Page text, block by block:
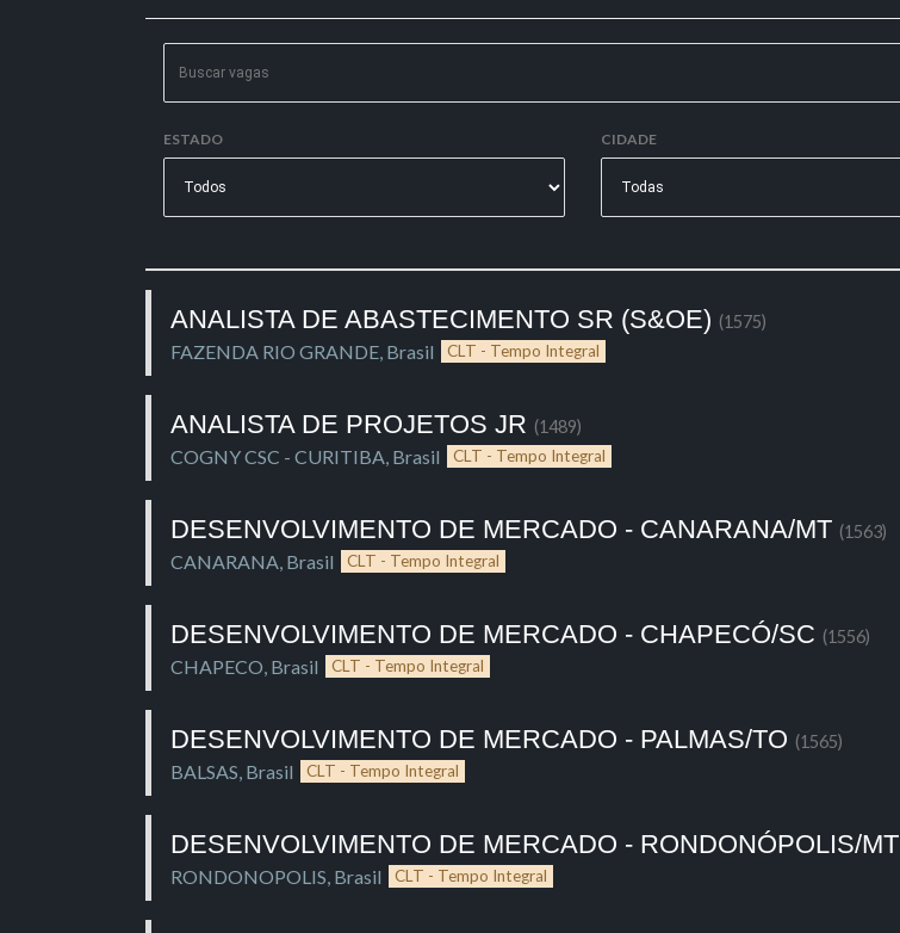
ESTADO CIDADE
ANALISTA DE ABASTECIMENTO SR (S&OE) (1575)
FAZENDA RIO GRANDE, Brasil CLT - Tempo Integral
ANALISTA DE PROJETOS JR (1489)
COGNY CSC - CURITIBA, Brasil CLT - Tempo Integral
DESENVOLVIMENTO DE MERCADO - CANARANA/MT (1563)
CANARANA, Brasil CLT - Tempo Integral
DESENVOLVIMENTO DE MERCADO - CHAPECÓ/SC (1556)
CHAPECO, Brasil CLT - Tempo Integral
DESENVOLVIMENTO DE MERCADO - PALMAS/TO (1565)
BALSAS, Brasil CLT - Tempo Integral
DESENVOLVIMENTO DE MERCADO - RONDONÓPOLIS/MT
RONDONOPOLIS, Brasil CLT - Tempo Integral